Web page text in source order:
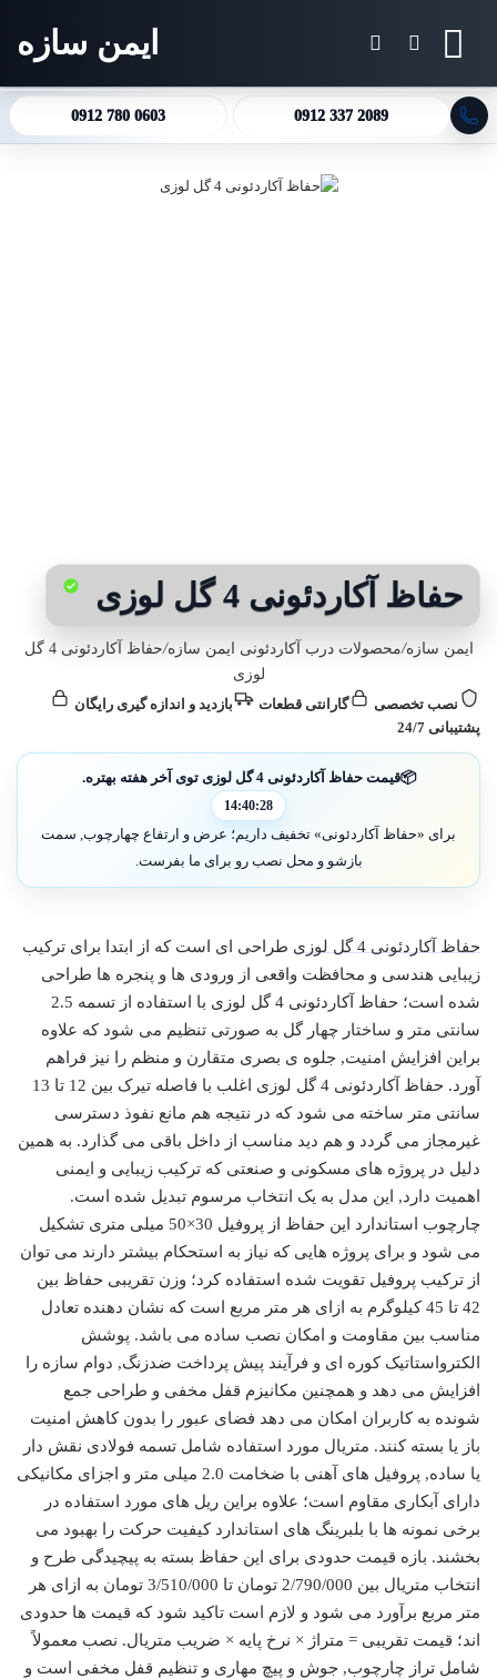
جستجو برای ایمن سازه
0912 780 0603 0912 337 2089
حفاظ آکاردئونی 4 گل لوزی
ایمن سازه/محصولات درب آکاردئونی ایمن سازه/
حفاظ آکاردئونی 4 گل
لوزی
نصب تخصصی
گارانتی قطعات
بازدید و اندازه گیری رایگان
پشتیبانی 24/7
14:40:26
📦قیمت حفاظ آکاردئونی 4 گل لوزی توی آخر هفته بهتره.
برای «حفاظ آکاردئونی» تخفیف داریم؛ عرض و ارتفاع چهارچوب, سمت
بازشو و محل نصب رو برای ما بفرست.
حفاظ آکاردئونی 4 گل لوزی
طراحی ای است که از ابتدا برای ترکیب
زیبایی هندسی و محافظت واقعی از ورودی ها و پنجره ها طراحی
شده است؛ حفاظ آکاردئونی 4 گل لوزی با استفاده از تسمه 2.5
سانتی متر و ساختار چهار گل به صورتی تنظیم می شود که علاوه
براین افزایش امنیت, جلوه ی بصری متقارن و منظم را نیز فراهم
آورد. حفاظ آکاردئونی 4 گل لوزی اغلب با فاصله تیرک بین 12 تا 13
سانتی متر ساخته می شود که در نتیجه هم مانع نفوذ دسترسی
غیرمجاز می گردد و هم دید مناسب از داخل باقی می گذارد. به همین
دلیل در پروژه های مسکونی و صنعتی که ترکیب زیبایی و ایمنی
اهمیت دارد, این مدل به یک انتخاب مرسوم تبدیل شده است.
چارچوب استاندارد این حفاظ از پروفیل 30×50 میلی متری تشکیل
می شود و برای پروژه هایی که نیاز به استحکام بیشتر دارند می توان
از ترکیب پروفیل تقویت شده استفاده کرد؛ وزن تقریبی حفاظ بین
42 تا 45 کیلوگرم به ازای هر متر مربع است که نشان دهنده تعادل
مناسب بین مقاومت و امکان نصب ساده می باشد. پوشش
الکترواستاتیک کوره ای و فرآیند پیش پرداخت ضدزنگ, دوام سازه را
افزایش می دهد و همچنین مکانیزم قفل مخفی و طراحی جمع
شونده به کاربران امکان می دهد فضای عبور را بدون کاهش امنیت
باز یا بسته کنند. متریال مورد استفاده شامل تسمه فولادی نقش دار
یا ساده, پروفیل های آهنی با ضخامت 2.0 میلی متر و اجزای مکانیکی
دارای آبکاری مقاوم است؛ علاوه براین ریل های مورد استفاده در
برخی نمونه ها با بلبرینگ های استاندارد کیفیت حرکت را بهبود می
بخشند. بازه قیمت حدودی برای این حفاظ بسته به پیچیدگی طرح و
انتخاب متریال بین 2/790/000 تومان تا 3/510/000 تومان به ازای هر
متر مربع برآورد می شود و لازم است تاکید شود که قیمت ها حدودی
اند؛ قیمت تقریبی = متراژ × نرخ پایه × ضریب متریال. نصب معمولاً
شامل تراز چارچوب, جوش و پیچ مهاری و تنظیم قفل مخفی است و